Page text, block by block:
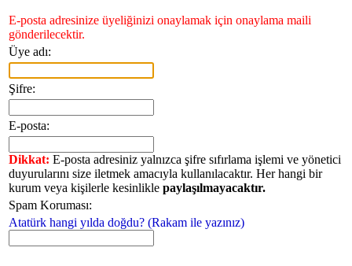
E-posta adresinize üyeliğinizi onaylamak için onaylama maili
gönderilecektir.
Üye adı:
Şifre:
E-posta:
Dikkat: E-posta adresiniz yalnızca şifre sıfırlama işlemi ve yönetici
duyurularını size iletmek amacıyla kullanılacaktır. Her hangi bir
kurum veya kişilerle kesinlikle paylaşılmayacaktır.
Spam Koruması:
Atatürk hangi yılda doğdu? (Rakam ile yazınız)